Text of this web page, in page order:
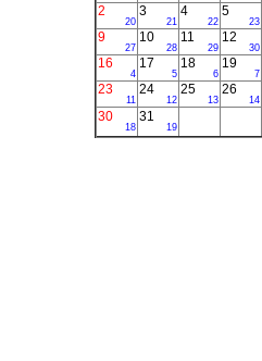
2
20
3
21
4
22
5
23
9
27
10
28
11
29
12
30
16
4
17
5
18
6
19
7
23
11
24
12
25
13
26
14
30
18
31
19